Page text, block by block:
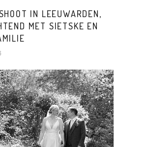
IN LEEUWARDEN,
MET SIETSKE EN